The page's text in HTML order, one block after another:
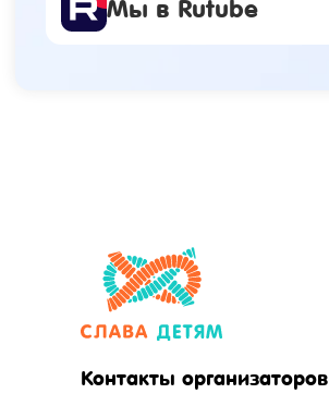
Контакты организаторов